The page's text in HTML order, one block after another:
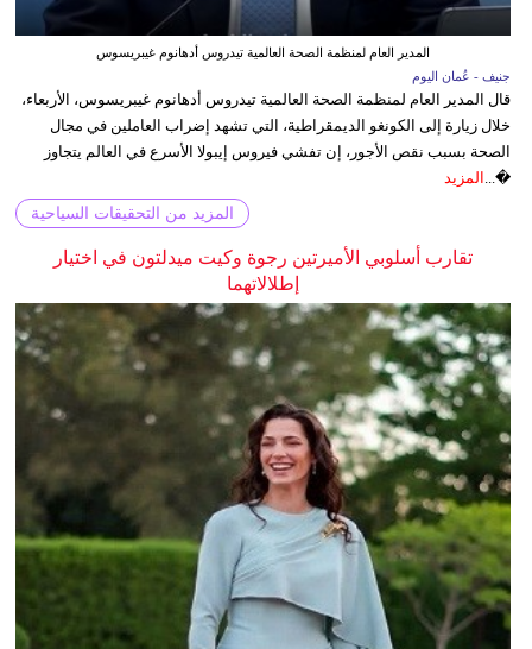
المدير العام لمنظمة الصحة العالمية تيدروس أدهانوم غيبريسوس
جنيف - عُمان اليوم
قال المدير العام لمنظمة الصحة العالمية تيدروس أدهانوم غيبريسوس، الأربعاء،
خلال زيارة إلى الكونغو الديمقراطية، التي تشهد إضراب العاملين في مجال
الصحة بسبب نقص الأجور، إن تفشي فيروس إيبولا الأسرع في العالم يتجاوز
�... المزيد
المزيد من التحقيقات السياحية
تقارب أسلوبي الأميرتين رجوة وكيت ميدلتون في اختيار
إطلالاتهما